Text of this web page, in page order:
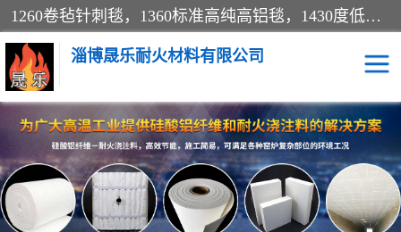
1260卷毡针刺毯，1360标准高纯高铝毯，1430度低锆锆铝含锆毯，普通挡渣棉卷毡，防火纸、挡火板、隔热垫片模块、棉块、折叠块、散棉高温固化剂价格规格密度多少钱图片视频立方平米参数指标
淄博晟乐耐火材料有限公司
硅酸铝挡渣棉 硅酸铝纤维纸
硅酸铝挡火板 高铝毯